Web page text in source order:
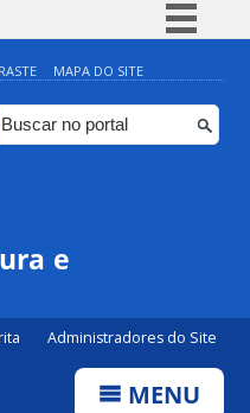
Simplifique!
Comunica BR
Participe
MAPA DO SITE
e
Administradores do Site
MENU